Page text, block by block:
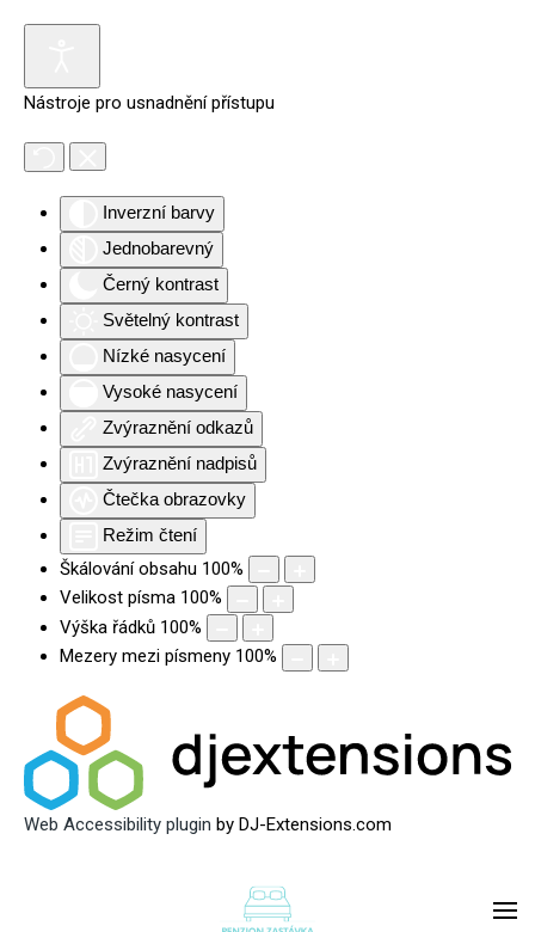
Nástroje pro usnadnění přístupu
Inverzní barvy
Jednobarevný
Černý kontrast
Světelný kontrast
Nízké nasycení
Vysoké nasycení
Zvýraznění odkazů
Zvýraznění nadpisů
Čtečka obrazovky
Režim čtení
Škálování obsahu 100%
Velikost písma 100%
Výška řádků 100%
Mezery mezi písmeny 100%
Web Accessibility plugin by DJ-Extensions.com